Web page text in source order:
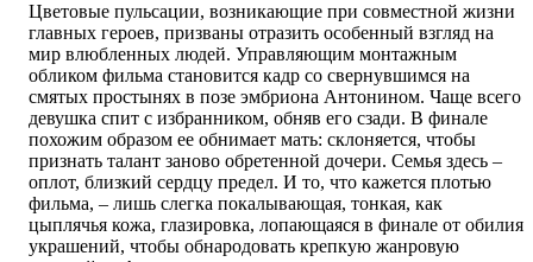
Цветовые пульсации, возникающие при совместной жизни
главных героев, призваны отразить особенный взгляд на
мир влюбленных людей. Управляющим монтажным
обликом фильма становится кадр со свернувшимся на
смятых простынях в позе эмбриона Антонином. Чаще всего
девушка спит с избранником, обняв его сзади. В финале
похожим образом ее обнимает мать: склоняется, чтобы
признать талант заново обретенной дочери. Семья здесь –
оплот, близкий сердцу предел. И то, что кажется плотью
фильма, – лишь слегка покалывающая, тонкая, как
цыплячья кожа, глазировка, лопающаяся в финале от обилия
украшений, чтобы обнародовать крепкую жанровую